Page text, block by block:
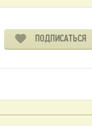
ПОДПИСАТЬСЯ